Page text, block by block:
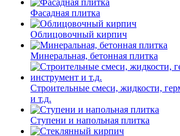
Фасадная плитка
Облицовочный кирпич
Минеральная, бетонная плитка
Строительные смеси, жидкости,
и т.д.
Ступени и напольная плитка